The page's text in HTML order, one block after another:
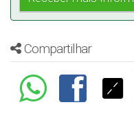
Compartilhar